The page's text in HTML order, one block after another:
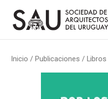
Inicio /Publicaciones /Libros